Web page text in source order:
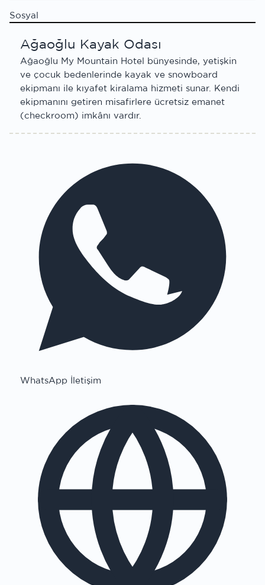
Sosyal
Ağaoğlu Kayak Odası
Ağaoğlu My Mountain Hotel bünyesinde, yetişkin
ve çocuk bedenlerinde kayak ve snowboard
ekipmanı ile kıyafet kiralama hizmeti sunar. Kendi
ekipmanını getiren misafirlere ücretsiz emanet
(checkroom) imkânı vardır.
WhatsApp İletişim